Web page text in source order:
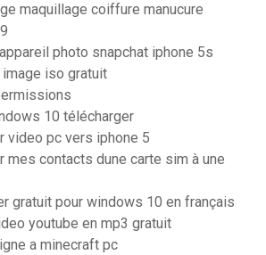
maquillage coiffure manucure
photo snapchat iphone 5s
iso gratuit
10 télécharger
video pc vers iphone 5
mes contacts dune carte sim à une
gratuit pour windows 10 en français
youtube en mp3 gratuit
a minecraft pc